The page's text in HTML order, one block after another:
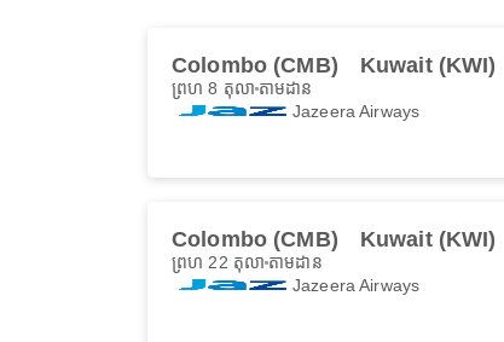
Colombo (CMB) Kuwait (KWI)
ព្រហ 8 តុលា តាមដាន
Jazeera Airways
Colombo (CMB) Kuwait (KWI)
ព្រហ 22 តុលា តាមដាន
Jazeera Airways